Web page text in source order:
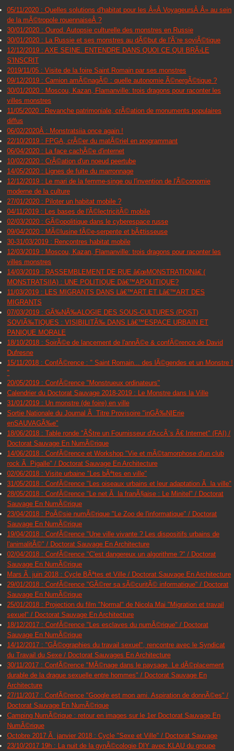
05/11/2020 : Quelles solutions d'habitat pour les Â«Â VoyageursÂ Â» au sein
de la mÃ©tropole rouennaiseÂ ?
30/01/2020 : Ourod. Autopsie culturelle des monstres en Russie
30/01/2020 : La Russie et ses monstres au dÃ©but de l'Ã¨re soviÃ©tique
12/12/2019 : AXE SEINE. ENTENDRE DANS QUOI CE QUI BRÃ›LE
S'INSCRIT
2019/11/05 : Visite de la foire Saint Romain par ses monstres
09/12/2019 : Camion amÃ©nagÃ© : quelle autonomie Ã©nergÃ©tique ?
30/01/2020 : Moscou, Kazan, Flamanville: trois dragons pour raconter les
villes monstres
11/05/2020 : Revanche patrimoniale, crÃ©ation de monuments populaires
diffus
06/02/2020Â : Monstratsiia once again !
22/10/2019 : FPGA, crÃ©er du matÃ©riel en programmant
06/04/2020 : La face cachÃ©e d'internet
10/02/2020 : CrÃ©ation d'un noeud peertube
14/05/2020 : Lignes de fuite du marronnage
12/12/2019 : Le mari de la femme-singe ou l'invention de l'Ã©conomie
moderne de la culture
27/01/2020 : Piloter un habitat mobile ?
04/11/2019 : Les bases de l'Ã©lectricitÃ© mobile
02/03/2020 : GÃ©opolitique dans le cyberespace russe
09/04/2020 : MÃ©lusine fÃ©e-serpente et bÃ¢tisseuse
30-31/03/2019 : Rencontres habitat mobile
12/03/2019 : Moscou, Kazan, Flamanville: trois dragons pour raconter les
villes monstres
14/03/2019 : RASSEMBLEMENT DE RUE â€œMONSTRATIONâ€ (
MONSTRATSIIA) : UNE POLITIQUE Dâ€™APOLITIQUE?
11/03/2019 : LES MIGRANTS DANS Lâ€™ART ET Lâ€™ART DES
MIGRANTS
07/03/2019 : GÃ‰NÃ‰ALOGIE DES SOUS-CULTURES (POST)
SOVIÃ‰TIQUES : VISIBILITÃ‰ DANS Lâ€™ESPACE URBAIN ET
PANIQUE MORALE
18/10/2018 : SoirÃ©e de lancement de l'annÃ©e & confÃ©rence de David
Dufresne
15/11/2018 : ConfÃ©rence : " Saint Romain... des lÃ©gendes et un Monstre !
"
20/05/2019 : ConfÃ©rence "Monstrueux ordinateurs"
Calendrier du Doctorat Sauvage 2018-2019 : Le Monstre dans la Ville
31/01/2019 : Un monstre (de foire) en ville
Sortie Nationale du Journal Ã Titre Provisoire "inGÃ‰NIErie
enSAUVAGÃ‰e"
18/06/2018 : Table ronde "ÃŠtre un Fournisseur d'AccÃ¨s Ã€ Internet" (FAI) /
Doctorat Sauvage En NumÃ©rique
14/06/2018 : ConfÃ©rence et Workshop "Vie et mÃ©tamorphose d'un club
rock Ã Pigalle" / Doctorat Sauvage En Architecture
02/06/2018 : Visite urbaine "Les bÃªtes en ville"
31/05/2018 : ConfÃ©rence "Les oiseaux urbains et leur adaptation Ã la ville"
28/05/2018 : ConfÃ©rence "Le net Ã la franÃ§aise : Le Minitel" / Doctorat
Sauvage En NumÃ©rique
23/04/2018 : PoÃ©sie numÃ©rique "Le Zoo de l'informatique" / Doctorat
Sauvage En NumÃ©rique
19/04/2018 : ConfÃ©rence "Une ville vivante ? Les dispositifs urbains de
l'animalitÃ©" / Doctorat Sauvage En Architecture
02/04/2018 : ConfÃ©rence "C'est dangereux un algorithme ?" / Doctorat
Sauvage En NumÃ©rique
Mars Ã juin 2018 : Cycle BÃªtes et Ville / Doctorat Sauvage En Architecture
29/01/2018 : ConfÃ©rence "GÃ©rer sa sÃ©curitÃ© informatique" / Doctorat
Sauvage En NumÃ©rique
25/01/2018 : Projection du film "Normal" de Nicola Mai "Migration et travail
sexuel" / Doctorat Sauvage En Architecture
18/12/2017 : ConfÃ©rence "Les esclaves du numÃ©rique" / Doctorat
Sauvage En NumÃ©rique
14/12/2017 : "GÃ©ographies du travail sexuel", rencontre avec le Syndicat
du Travail du Sexe / Doctorat Sauvages En Architecture
30/11/2017 : ConfÃ©rence "MÃ©nage dans le paysage. Le dÃ©placement
durable de la drague sexuelle entre hommes" / Doctorat Sauvage En
Architecture
27/11/2017 : ConfÃ©rence "Google est mon ami. Aspiration de donnÃ©es" /
Doctorat Sauvage En NumÃ©rique
Camping NumÃ©rique : retour en images sur le 1er Doctorat Sauvage En
NumÃ©rique
Octobre 2017 Ã janvier 2018 : Cycle "Sexe et Ville" / Doctorat Sauvage
23/10/2017 19h : La nuit de la gynÃ©cologie DIY avec KLAU du groupe